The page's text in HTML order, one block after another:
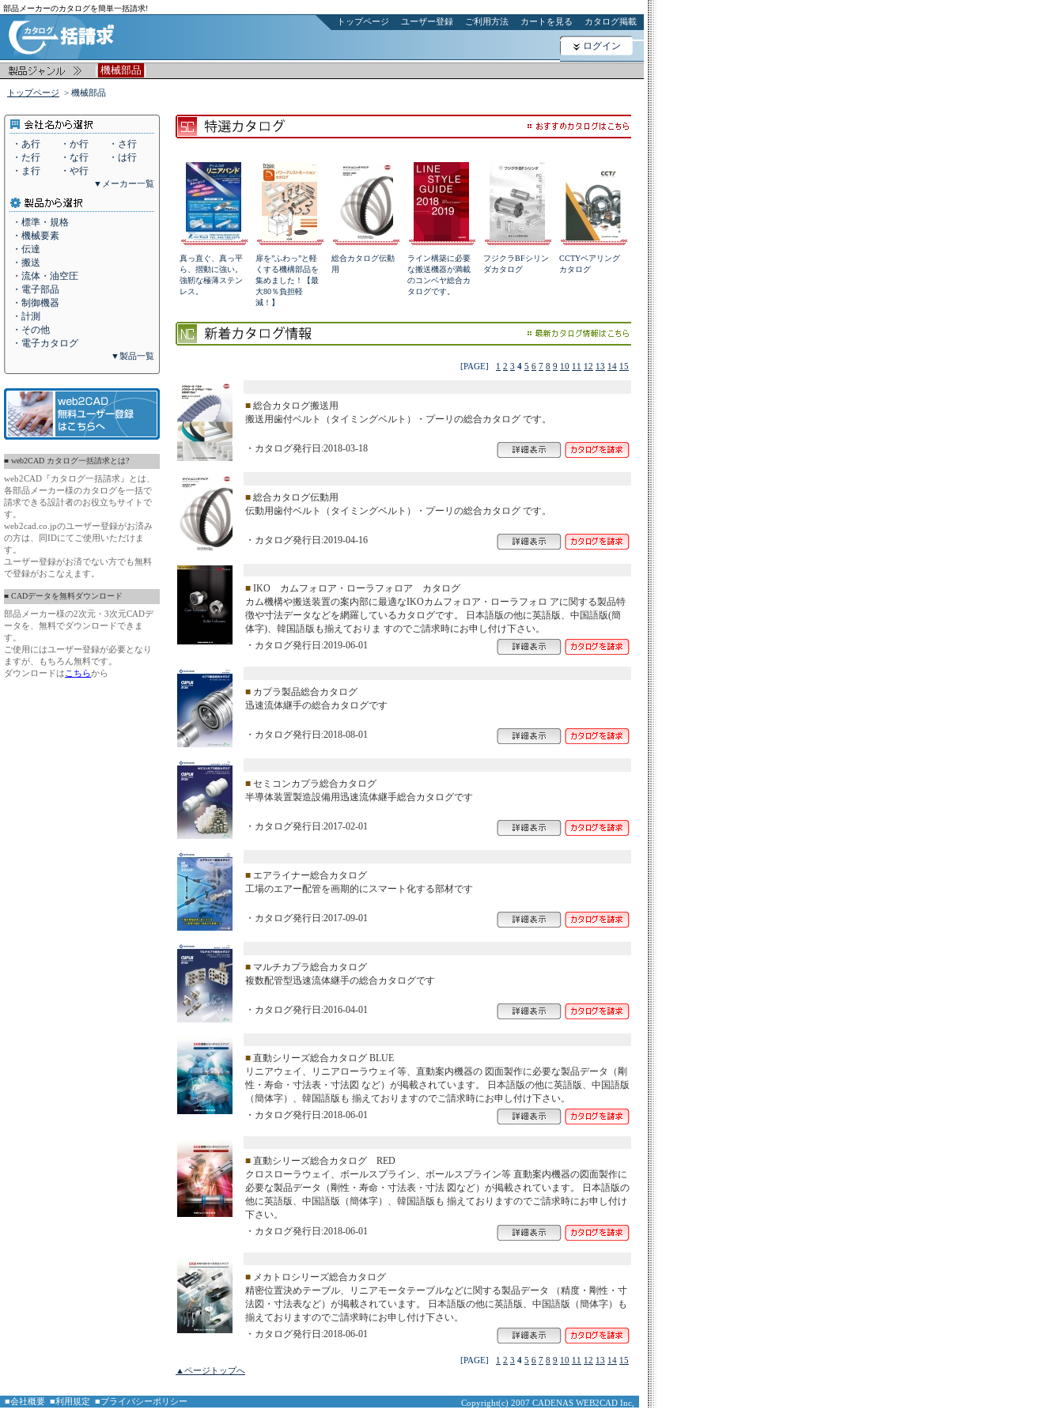
部品メーカーのカタログを簡単一括請求!
トップページ ユーザー登録 ご利用方法 カートを見る カタログ掲載
ログイン
| 機械部品 |
トップページ > 機械部品
・あ行 ・か行
・さ行
・た行
・な行
・は行
・ま行
・や行
▼メーカー一覧
・標準・規格
・機械要素
・伝達
・搬送
・流体・油空圧
・電子部品
・制御機器
・計測
・その他
・電子カタログ
▼製品一覧
■ web2CAD カタログ一括請求とは?
web2CAD『カタログ一括請求』とは、
各部品メーカー様のカタログを一括で
請求できる設計者のお役立ちサイトで
す。
web2cad.co.jpのユーザー登録がお済み
の方は、同IDにてご使用いただけま
す。
ユーザー登録がお済でない方でも無料
で登録がおこなえます。
■ CADデータを無料ダウンロード
部品メーカー様の2次元・3次元CADデ
ータを、無料でダウンロードできま
す。
ご使用にはユーザー登録が必要となり
ますが、もちろん無料です。
ダウンロードは こちらから
真っ直ぐ、真っ平
ら、摺動に強い。
強靭な極薄ステン
レス。
扉を”ふわっ”と軽
くする機構部品を
集めました！【最
大80％負担軽
減！】
総合カタログ伝動
用
ライン構築に必要
な搬送機器が満載
のコンベヤ総合カ
タログです。
フジクラBFシリン
ダカタログ
CCTYベアリング
カタログ
[PAGE] 1 2 3 4 5 6 7 8 9 10 11 12 13 14 15
■ 総合カタログ搬送用
搬送用歯付ベルト（タイミングベルト）・プーリの総合カタログ です。
・カタログ発行日:2018-03-18
■ 総合カタログ伝動用
伝動用歯付ベルト（タイミングベルト）・プーリの総合カタログ です。
・カタログ発行日:2019-04-16
■ IKO カムフォロア・ローラフォロア カタログ
カム機構や搬送装置の案内部に最適なIKOカムフォロア・ローラフォロ アに関する製品特
徴や寸法データなどを網羅しているカタログです。 日本語版の他に英語版、中国語版(簡
体字)、韓国語版も揃えておりま すのでご請求時にお申し付け下さい。
・カタログ発行日:2019-06-01
■ カプラ製品総合カタログ
迅速流体継手の総合カタログです
・カタログ発行日:2018-08-01
■ セミコンカプラ総合カタログ
半導体装置製造設備用迅速流体継手総合カタログです
・カタログ発行日:2017-02-01
■ エアライナー総合カタログ
工場のエアー配管を画期的にスマート化する部材です
・カタログ発行日:2017-09-01
■ マルチカプラ総合カタログ
複数配管型迅速流体継手の総合カタログです
・カタログ発行日:2016-04-01
■ 直動シリーズ総合カタログ BLUE
リニアウェイ、リニアローラウェイ等、直動案内機器の 図面製作に必要な製品データ（剛
性・寿命・寸法表・寸法図 など）が掲載されています。 日本語版の他に英語版、中国語版
（簡体字）、韓国語版も 揃えておりますのでご請求時にお申し付け下さい。
・カタログ発行日:2018-06-01
■ 直動シリーズ総合カタログ RED
クロスローラウェイ、ボールスプライン、ボールスプライン等 直動案内機器の図面製作に
必要な製品データ（剛性・寿命・寸法表・寸法 図など）が掲載されています。 日本語版の
他に英語版、中国語版（簡体字）、韓国語版も 揃えておりますのでご請求時にお申し付け
下さい。
・カタログ発行日:2018-06-01
■ メカトロシリーズ総合カタログ
精密位置決めテーブル、リニアモータテーブルなどに関する製品データ （精度・剛性・寸
法図・寸法表など）が掲載されています。 日本語版の他に英語版、中国語版（簡体字）も
揃えておりますのでご請求時にお申し付け下さい。
・カタログ発行日:2018-06-01
[PAGE] 1 2 3 4 5 6 7 8 9 10 11 12 13 14 15
▲ページトップへ
■会社概要 ■利用規定 ■プライバシーポリシー Copyright(c) 2007 CADENAS WEB2CAD Inc,